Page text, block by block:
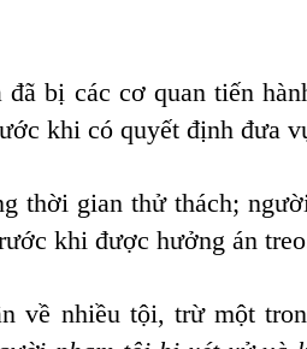
bị các cơ quan tiến
khi có quyết định đưa
thời gian thử thách;
khi được hưởng án
về nhiều tội, trừ một